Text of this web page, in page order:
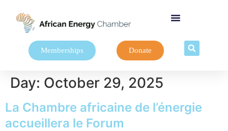
Memberships Donate
Day: October 29, 2025
La Chambre africaine de l’énergie
accueillera le Forum